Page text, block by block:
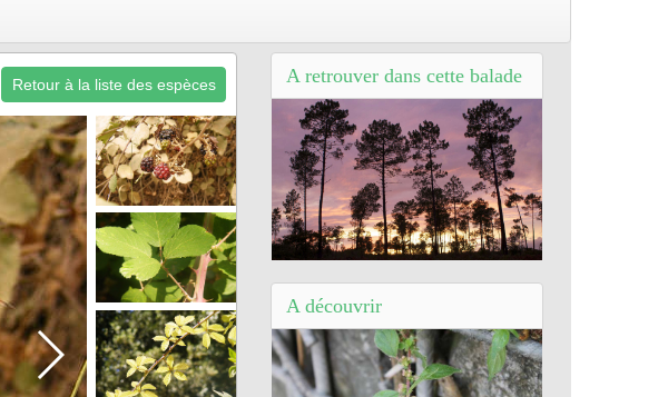
Retour à la liste des espèces A retrouver dans cette balade
A découvrir